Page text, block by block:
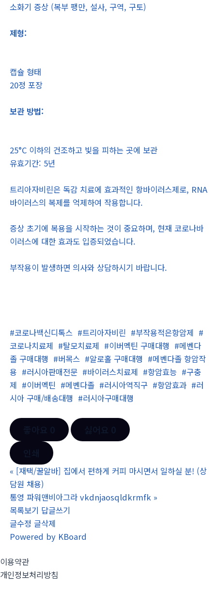
소화기 증상 (복부 팽만, 설사, 구역, 구토)
제형:
캡슐 형태
20정 포장
보관 방법:
25°C 이하의 건조하고 빛을 피하는 곳에 보관
유효기간: 5년
트리아자비린은 독감 치료에 효과적인 항바이러스제로, RNA
바이러스의 복제를 억제하여 작용합니다.
증상 초기에 복용을 시작하는 것이 중요하며, 현재 코로나바
이러스에 대한 효과도 입증되었습니다.
부작용이 발생하면 의사와 상담하시기 바랍니다.
#코로나백신디톡스 #트리아자비린 #부작용적은항암제 #
코로나치료제 #탈모치료제 #이버멕틴 구매대행 #메벤다
졸 구매대행 #버목스 #알로홀 구매대행 #메벤다졸 항암작
용 #러시아판매전문 #바이러스치료제 #항암효능 #구충
제 #이버멕틴 #메벤다졸 #러시아역직구 #항암효과 #러
시아 구매/배송대행 #러시아구매대행
« [재택/꿀알바] 집에서 편하게 커피 마시면서 일하실 분! (상
담원 채용)
통영 파워맨비아그라 vkdnjaosqldkrmfk »
목록보기 답글쓰기
글수정 글삭제
Powered by KBoard
이용약관
개인정보처리방침